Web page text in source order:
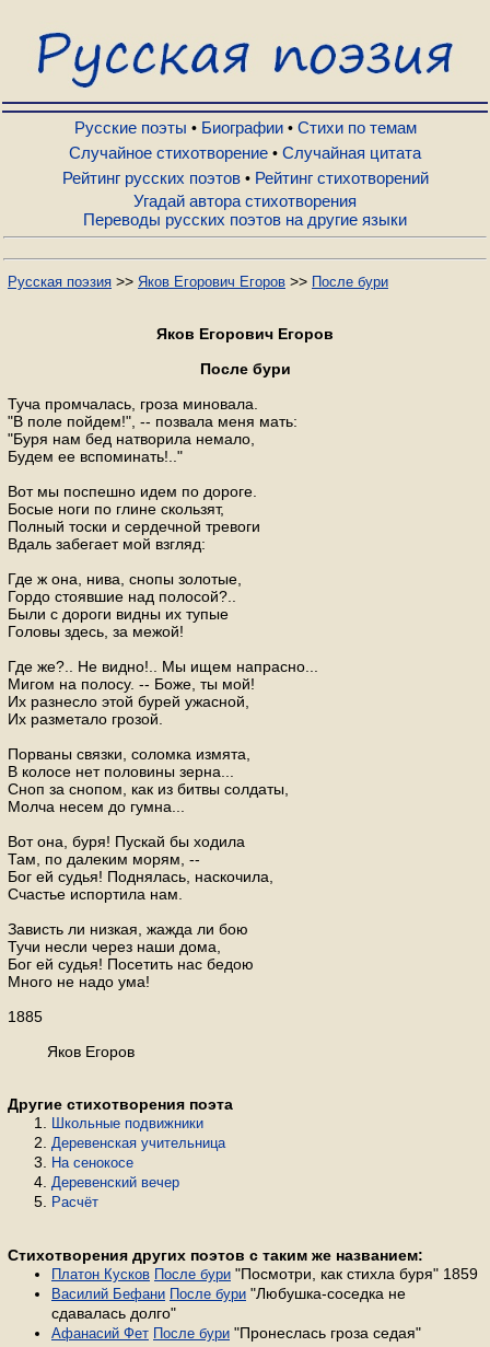
Русские поэты
Биографии
Стихи по темам
Случайное стихотворение
Рейтинг русских поэтов
Рейтинг стихотворений
Русские поэты • Биографии• Стихи по темам
Случайное стихотворение • Случайная цитата
Рейтинг русских поэтов• Рейтинг стихотворений
Угадай автора стихотворения
Переводы русских поэтов на другие языки
Русская поэзия >> Яков Егорович Егоров >> После бури
Яков Егорович Егоров
После бури
Туча промчалась, гроза миновала.
"В поле пойдем!", -- позвала меня мать:
"Буря нам бед натворила немало,
Будем ее вспоминать!.."
Вот мы поспешно идем по дороге.
Босые ноги по глине скользят,
Полный тоски и сердечной тревоги
Вдаль забегает мой взгляд:
Где ж она, нива, снопы золотые,
Гордо стоявшие над полосой?..
Были с дороги видны их тупые
Головы здесь, за межой!
Где же?.. Не видно!.. Мы ищем напрасно...
Мигом на полосу. -- Боже, ты мой!
Их разнесло этой бурей ужасной,
Их разметало грозой.
Порваны связки, соломка измята,
В колосе нет половины зерна...
Сноп за снопом, как из битвы солдаты,
Молча несем до гумна...
Вот она, буря! Пускай бы ходила
Там, по далеким морям, --
Бог ей судья! Поднялась, наскочила,
Счастье испортила нам.
Зависть ли низкая, жажда ли бою
Тучи несли через наши дома,
Бог ей судья! Посетить нас бедою
Много не надо ума!
1885
Яков Егоров
Другие стихотворения поэта
Школьные подвижники
Деревенская учительница
На сенокосе
Деревенский вечер
Расчёт
Стихотворения других поэтов с таким же названием:
Платон Кусков После бури "Посмотри, как стихла буря" 1859
Василий Бефани После бури "Любушка-соседка не
сдавалась долго"
Афанасий Фет После бури "Пронеслась гроза седая"